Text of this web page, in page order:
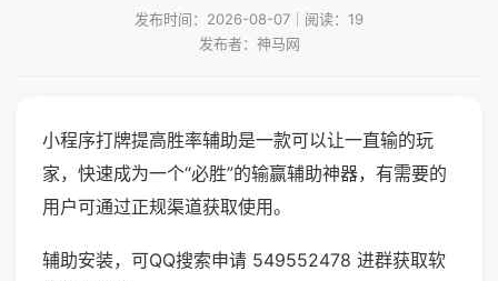
发布时间：2026-08-07｜阅读：19
发布者：神马网
小程序打牌提高胜率辅助是一款可以让一直输的玩
家，快速成为一个“必胜”的输赢辅助神器，有需要的
用户可通过正规渠道获取使用。
辅助安装，可QQ搜索申请 549552478 进群获取软